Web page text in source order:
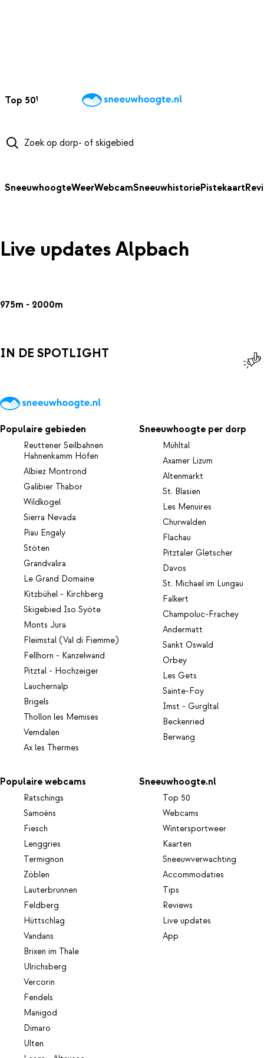
Top 50Webcams WintersportweerKaarten
SneeuwhoogteWeerWebcamSneeuwhistoriePistekaart
Live updates Alpbach
975m - 2000m
IN DE SPOTLIGHT
Populaire gebieden
Reuttener Seilbahnen
Hahnenkamm Höfen
Albiez Montrond
Galibier Thabor
Wildkogel
Sierra Nevada
Piau Engaly
Stöten
Grandvalira
Le Grand Domaine
Kitzbühel - Kirchberg
Skigebied Iso Syöte
Monts Jura
Fleimstal (Val di Fiemme)
Fellhorn - Kanzelwand
Pitztal - Hochzeiger
Lauchernalp
Brigels
Thollon les Memises
Vemdalen
Ax les Thermes
Sneeuwhoogte per dorp
Mühltal
Axamer Lizum
Altenmarkt
St. Blasien
Les Menuires
Churwalden
Flachau
Pitztaler Gletscher
Davos
St. Michael im Lungau
Falkert
Champoluc-Frachey
Andermatt
Sankt Oswald
Orbey
Les Gets
Sainte-Foy
Imst - Gurgltal
Beckenried
Berwang
Populaire webcams
Ratschings
Samoëns
Fiesch
Lenggries
Termignon
Zöblen
Lauterbrunnen
Feldberg
Hüttschlag
Vandans
Brixen im Thale
Ulrichsberg
Vercorin
Fendels
Manigod
Dimaro
Ulten
Sneeuwhoogte.nl
Top 50
Webcams
Wintersportweer
Kaarten
Sneeuwverwachting
Accommodaties
Tips
Reviews
Live updates
App